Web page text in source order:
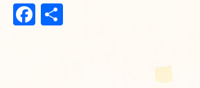
Facebook